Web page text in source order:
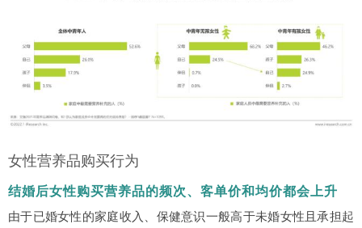
女性营养品购买行为
结婚后女性购买营养品的频次、客单价和均价都会上升
由于已婚女性的家庭收入、保健意识一般高于未婚女性且承担起